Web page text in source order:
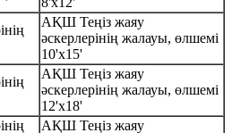
АҚШ Теңіз жаяу
әскерлерінің жалауы, өлшемі
10'x15'
АҚШ Теңіз жаяу
әскерлерінің жалауы, өлшемі
12'x18'
АҚШ Теңіз жаяу